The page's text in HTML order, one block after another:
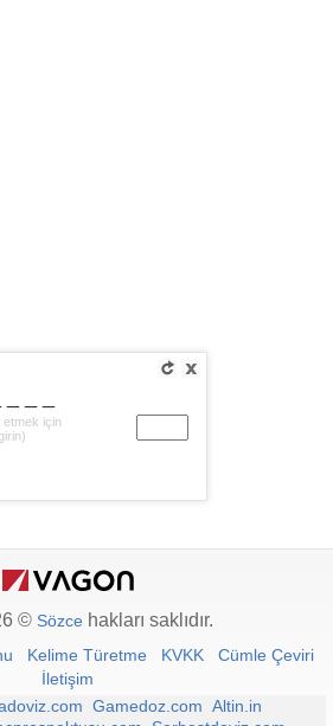
etmek için
© Sözce hakları saklıdır.
Kelime Türetme KVKK
Cümle Çeviri
İletişim
Gamedoz.com Altin.in